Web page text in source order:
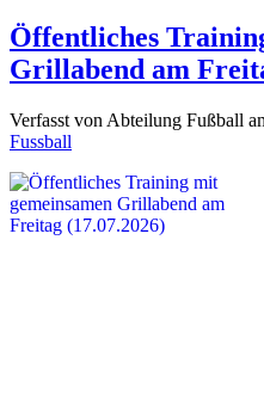
Öffentliches
Grillabend am
Verfasst von Abteilung Fußball
Fussball